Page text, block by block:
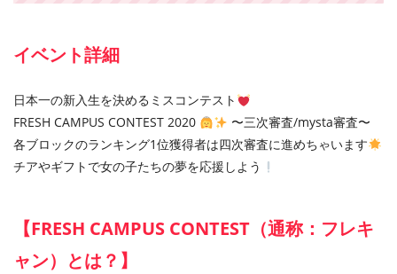
イベント詳細
日本一の新入生を決めるミスコンテスト
FRESH CAMPUS CONTEST 2020
〜三次審査/mysta審査〜
各ブロックのランキング1位獲得者は四次審査に進めちゃいます
チアやギフトで女の子たちの夢を応援しよう
【FRESH CAMPUS CONTEST（通称：フレキ
ャン）とは？】